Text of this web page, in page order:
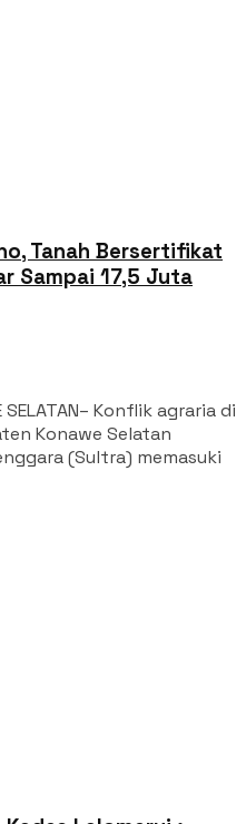
Tanah Bersertifikat
Sampai 17,5 Juta
SELATAN– Konflik agraria di
Konawe Selatan
(Sultra) memasuki